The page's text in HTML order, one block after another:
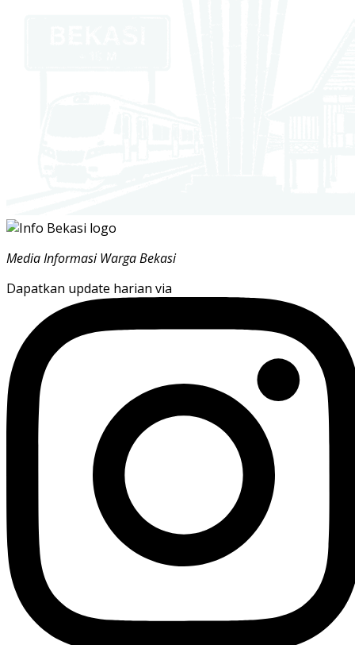
Media Informasi Warga Bekasi
Dapatkan update harian via